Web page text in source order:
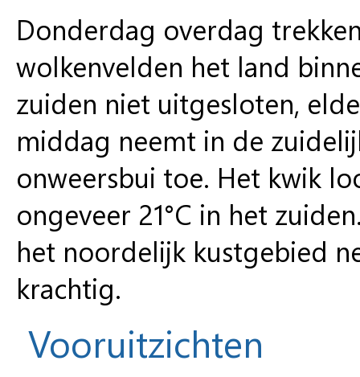
Donderdag overdag
wolkenvelden het land
zuiden niet uitgesloten,
middag neemt in de
onweersbui toe. Het kwik
ongeveer 21°C in het
het noordelijk kustgebied
krachtig.
Vooruitzichten